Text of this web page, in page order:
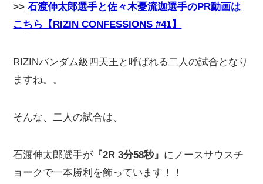
>> 石渡伸太郎選手と佐々木憂流迦選手のPR動画は
こちら【RIZIN CONFESSIONS #41】
RIZINバンダム級四天王と呼ばれる二人の試合となり
ますね。。
そんな、二人の試合は、
石渡伸太郎選手が 『2R 3分58秒』 にノースサウスチ
ョークで一本勝利を飾っています！！